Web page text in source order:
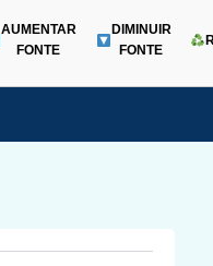
Menu
AUMENTAR
FONTE
DIMINUIR
FONTE